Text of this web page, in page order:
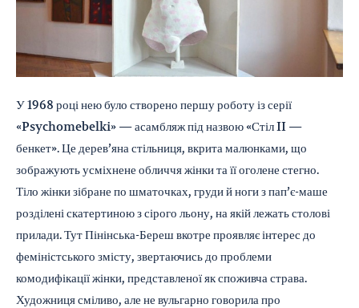
У 1968 році нею було створено першу роботу із серії
«Psychomebelki» — асамбляж під назвою «Стіл II —
бенкет». Це дерев’яна стільниця, вкрита малюнками, що
зображують усміхнене обличчя жінки та її оголене стегно.
Тіло жінки зібране по шматочках, груди й ноги з пап’є-маше
розділені скатертиною з сірого льону, на якій лежать столові
прилади. Тут Пінінська-Береш вкотре проявляє інтерес до
феміністського змісту, звертаючись до проблеми
комодифікації жінки, представленої як споживча страва.
Художниця сміливо, але не вульгарно говорила про